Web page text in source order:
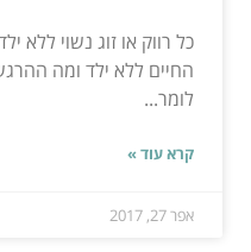
כל רווק או זוג נשוי ללא
החיים ללא ילד ומה
לומר...
קרא עוד »
אפר 27, 2017